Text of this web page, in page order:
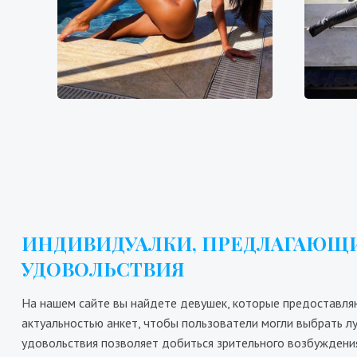
8700₴ 17400₴
43500₴
Голосеевский
Выставочный центр (ВДНХ)
ИНДИВИДУАЛКИ,
УДОВОЛЬСТВИЯ
На нашем сайте вы найдете девушек, которые
актуальностью анкет, чтобы пользователи могли выбрать
удовольствия позволяет добиться зрительного